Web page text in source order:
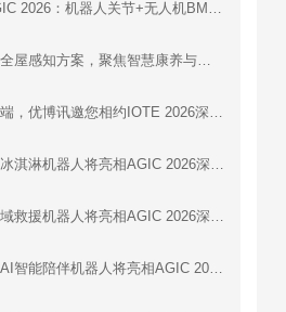
感算商城&AGIC 2026：机器人关节+无人机BMS+灵巧手，一站式驱动智能未来
单雷达多合一全屋感知方案，聚焦智慧康养与全屋智能 | 云帆瑞达即将亮相IOTE 2026深圳展
AI赋能智能终端，优博讯邀您相约IOTE 2026深圳国际物联网展
影智AI咖啡、冰淇淋机器人将亮相AGIC 2026深圳通用人工智能展，展示数字劳动力新形态
新宏新科技水域救援机器人将亮相AGIC 2026深圳通用人工智能展
奎牛智能科技AI智能陪伴机器人将亮相AGIC 2026深圳通用人工智能展